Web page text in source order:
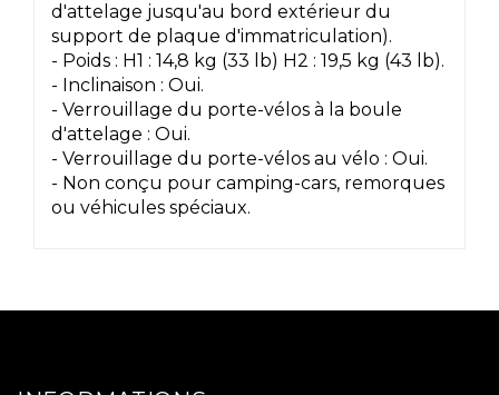
d'attelage jusqu'au bord extérieur du
support de plaque d'immatriculation).
- Poids : H1 : 14,8 kg (33 lb) H2 : 19,5 kg (43 lb).
- Inclinaison : Oui.
- Verrouillage du porte-vélos à la boule
d'attelage : Oui.
- Verrouillage du porte-vélos au vélo : Oui.
- Non conçu pour camping-cars, remorques
ou véhicules spéciaux.